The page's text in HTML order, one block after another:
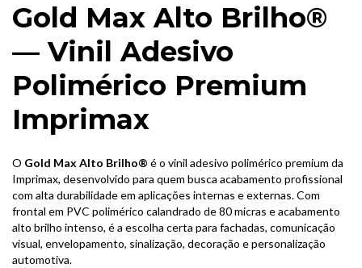
Gold Max Alto Brilho®
— Vinil Adesivo
Polimérico Premium
Imprimax
O Gold Max Alto Brilho® é o vinil adesivo polimérico premium da
Imprimax, desenvolvido para quem busca acabamento profissional
com alta durabilidade em aplicações internas e externas. Com
frontal em PVC polimérico calandrado de 80 micras e acabamento
alto brilho intenso, é a escolha certa para fachadas, comunicação
visual, envelopamento, sinalização, decoração e personalização
automotiva.